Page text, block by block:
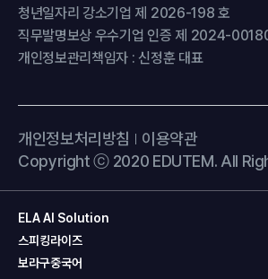
청년일자리 강소기업 제 2026-198 호
직무발명보상 우수기업 인증 제 2024-
개인정보관리책임자 : 신정훈 대표
개인정보처리방침
이용약관
Copyright ⓒ 2020 EDUTEM. All
ELA AI Solution
스피킹라이즈
보라구중국어